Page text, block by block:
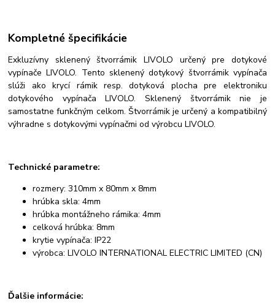
Kompletné špecifikácie
Exkluzívny sklenený štvorrámik LIVOLO určený pre dotykové
vypínače LIVOLO. Tento sklenený dotykový štvorrámik vypínača
slúži ako krycí rámik resp. dotyková plocha pre elektroniku
dotykového vypínača LIVOLO. Sklenený štvorrámik nie je
samostatne funkčným celkom. Štvorrámik je určený a kompatibilný
výhradne s dotykovými vypínačmi od výrobcu LIVOLO.
Technické parametre:
rozmery: 310mm x 80mm x 8mm
hrúbka skla: 4mm
hrúbka montážneho rámika: 4mm
celková hrúbka: 8mm
krytie vypínača: IP22
výrobca: LIVOLO INTERNATIONAL ELECTRIC LIMITED (CN)
Ďalšie informácie: